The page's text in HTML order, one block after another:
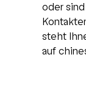
oder
steht
auf